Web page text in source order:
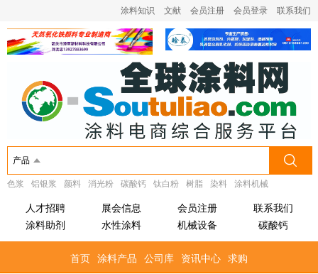
涂料知识 文献 会员注册 会员登录 联系我们
产品
色浆 铝银浆 颜料 消光粉 碳酸钙 钛白粉 树脂 染料 涂料机械
人才招聘 展会信息 会员注册
联系我们
涂料助剂
水性涂料 机械设备 碳酸钙
首页 涂料产品 公司库 资讯中心 求购